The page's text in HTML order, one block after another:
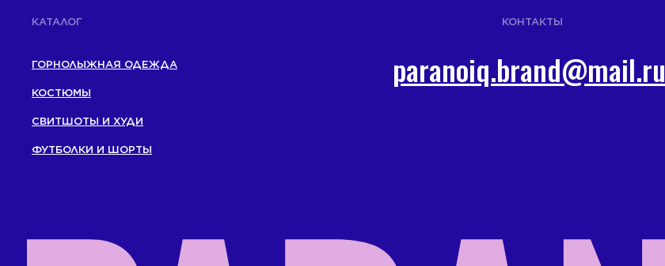
КАТАЛОГ
ГОРНОЛЫЖНАЯ ОДЕЖДА
КОСТЮМЫ
СВИТШОТЫ И ХУДИ
ФУТБОЛКИ И ШОРТЫ
paranoiq.brand@mail.ru
КОНТАКТЫ